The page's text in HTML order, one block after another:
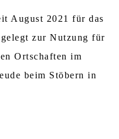
August 2021 für das
zur Nutzung für
Ortschaften im
beim Stöbern in